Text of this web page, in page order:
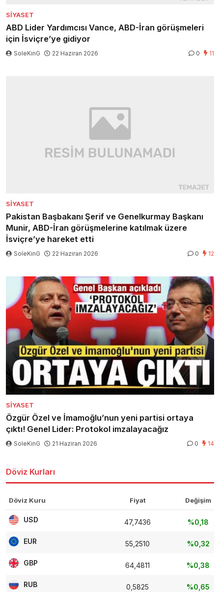
SIYASET
ABD Lider Yardımcısı Vance, ABD-İran görüşmeleri
için İsviçre’ye gidiyor
SoleKinG 22 Haziran 2026 0 11
SIYASET
Pakistan Başbakanı Şerif ve Genelkurmay Başkanı
Munir, ABD-İran görüşmelerine katılmak üzere
İsviçre’ye hareket etti
SoleKinG 22 Haziran 2026 0 12
SIYASET
Özgür Özel ve İmamoğlu’nun yeni partisi ortaya
çıktı! Genel Lider: Protokol imzalayacağız
SoleKinG 21 Haziran 2026 0 14
Döviz Kurları
Döviz Kuru Fiyat Değişim
USD 47,7436 %0,18
EUR 55,2510 %0,32
GBP 64,4811 %0,38
RUB 0,5825 %0,65